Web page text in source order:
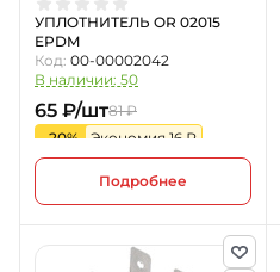
УПЛОТНИТЕЛЬ OR 02015
EPDM
Код: 00-00002042
В наличии: 50
65 ₽/шт81 ₽
-20%
Экономия 16 ₽
Подробнее